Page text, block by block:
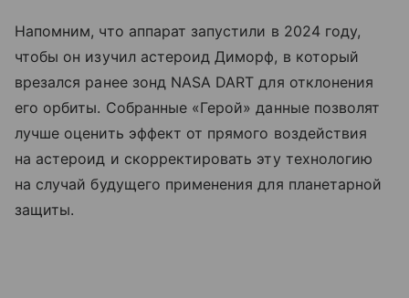
Напомним, что аппарат запустили в 2024 году,
чтобы он изучил астероид Диморф, в который
врезался ранее зонд NASA DART для отклонения
его орбиты. Собранные «Герой» данные позволят
лучше оценить эффект от прямого воздействия
на астероид и скорректировать эту технологию
на случай будущего применения для планетарной
защиты.